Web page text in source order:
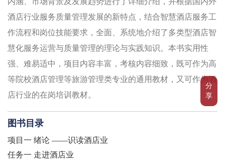
分
享
内涵、市场背景及发展趋势进行了详细介绍，并根据国内外
酒店行业服务质量管理发展的新特点，结合智慧酒店服务工
作流程和岗位技能要求，全面、系统地介绍了多类型酒店智
慧化服务运营与质量管理的理论与实践知识。本书实用性
强、难易适中，项目内容丰富，考核内容细致，既可作为高
等院校酒店管理等旅游管理类专业的通用教材，又可作为酒
店行业的在岗培训教材。
图书目录
项目一 绪论 ——识读酒店业
任务一 走进酒店业